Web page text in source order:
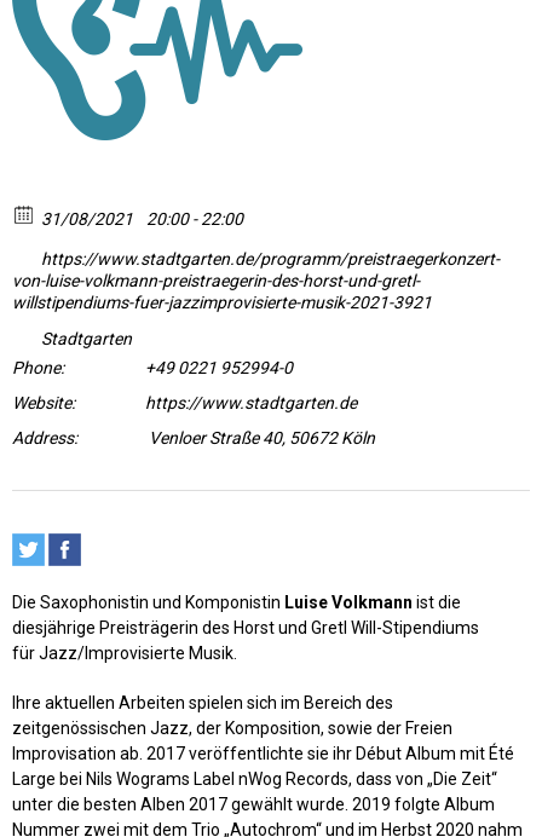
31/08/2021 20:00 - 22:00
https://www.stadtgarten.de/programm/preistraegerkonzert-
von-luise-volkmann-preistraegerin-des-horst-und-gretl-
willstipendiums-fuer-jazzimprovisierte-musik-2021-3921
Stadtgarten
Phone:
+49 0221 952994-0
Website:
https://www.stadtgarten.de
Address:
Venloer Straße 40, 50672 Köln
Die Saxophonistin und Komponistin Luise Volkmann ist die
diesjährige Preisträgerin des Horst und Gretl Will-Stipendiums
fürJazz/Improvisierte Musik.
Ihre aktuellen Arbeiten spielen sich im Bereich des
zeitgenössischen Jazz, der Komposition, sowie der Freien
Improvisation ab. 2017 veröffentlichte sie ihr DébutAlbum mit Été
Large bei Nils Wograms Label nWog Records, dass von „Die Zeit“
unter die besten Alben 2017 gewählt wurde. 2019 folgte Album
Nummer zwei mit dem Trio „Autochrom“ und im Herbst 2020 nahm